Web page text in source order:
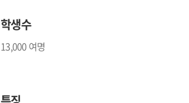
학생수
13,000 여명